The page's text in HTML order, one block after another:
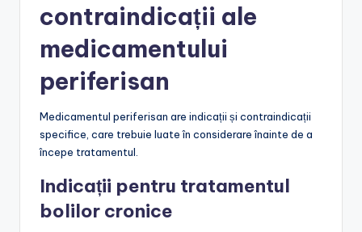
contraindicații ale
medicamentului
periferisan
Medicamentul periferisan are indicații și contraindicații
specifice, care trebuie luate în considerare înainte de a
începe tratamentul.
Indicații pentru tratamentul
bolilor cronice